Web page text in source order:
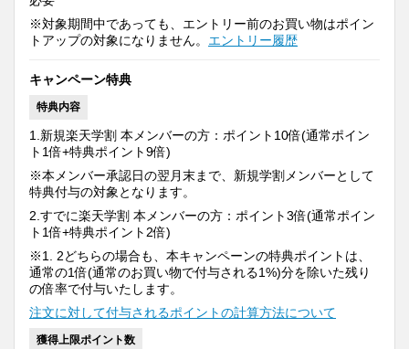
※対象期間中であっても、エントリー前のお買い物はポイン
トアップの対象になりません。 エントリー履歴
キャンペーン特典
特典内容
1.新規楽天学割 本メンバーの方：ポイント10倍(通常ポイン
ト1倍+特典ポイント9倍)
※本メンバー承認日の翌月末まで、新規学割メンバーとして
特典付与の対象となります。
2.すでに楽天学割 本メンバーの方：ポイント3倍(通常ポイン
ト1倍+特典ポイント2倍)
※1. 2どちらの場合も、本キャンペーンの特典ポイントは、
通常の1倍(通常のお買い物で付与される1%)分を除いた残り
の倍率で付与いたします。
注文に対して付与されるポイントの計算方法について
獲得上限ポイント数